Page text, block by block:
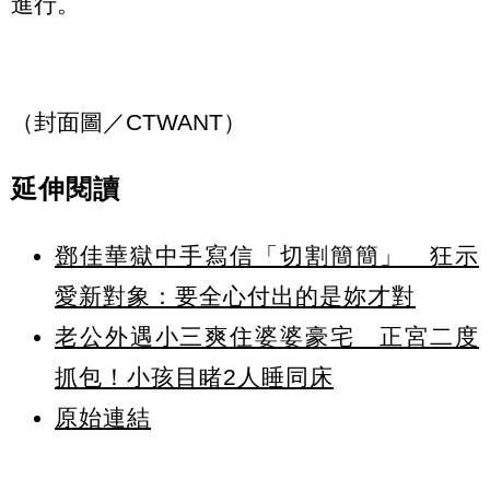
（封面圖／CTWANT）
延伸閱讀
鄧佳華獄中手寫信「切割簡簡」 狂示
愛新對象：要全心付出的是妳才對
老公外遇小三爽住婆婆豪宅 正宮二度
抓包！小孩目睹2人睡同床
原始連結